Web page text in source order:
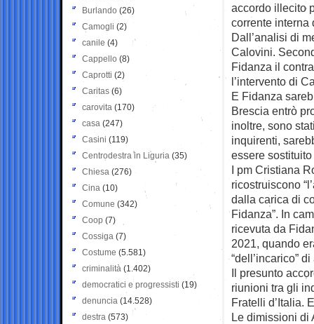
accordo illecito
corrente interna
Dall’analisi di
Calovini.
Fidanza il
l’intervento di
E Fidanza
Brescia entrò
inoltre, sono
inquirenti,
essere
I pm Cristiana
ricostruiscono
dalla carica di
Fidanza”. In
ricevuta da
2021, quando
“dell’incarico”
Il presunto
riunioni tra gli
Fratelli d’Italia.
Le dimissioni di
Burlando (26)
Camogli (2)
canile (4)
Cappello (8)
Caprotti (2)
Caritas (6)
carovita (170)
casa (247)
Casini (119)
Centrodestra in Liguria (35)
Chiesa (276)
Cina (10)
Comune (342)
Coop (7)
Cossiga (7)
Costume (5.581)
criminalità (1.402)
democratici e progressisti (19)
denuncia (14.528)
destra (573)